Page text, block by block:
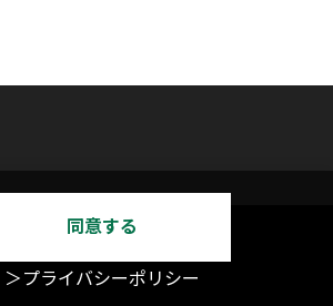
同意する
＞プライバシーポリシー